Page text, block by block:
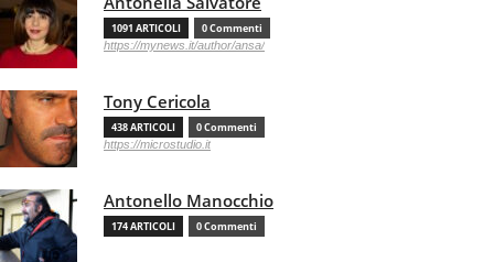
1091 ARTICOLI 0 Commenti
https://mynews.it/author/ansa/
Tony Cericola
438 ARTICOLI 0 Commenti
https://microstudio.it
Antonello Manocchio
174 ARTICOLI 0 Commenti